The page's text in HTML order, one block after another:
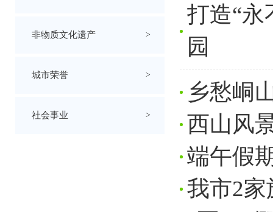
非物质文化遗产 >
城市荣誉 >
社会事业 >
打造“永
园
乡愁峒
西山风
端午假
我市2